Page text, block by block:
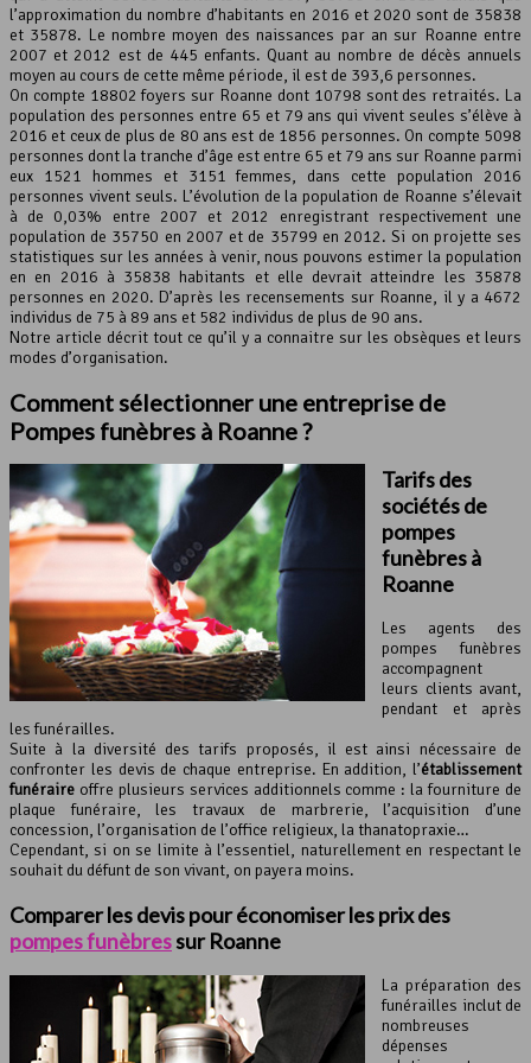
Leaflet, ©OpenStreetMapcontributeurs
l’approximation du nombre d’habitants en 2016 et 2020 sont de 35838
et 35878. Le nombre moyen des naissances par an sur Roanne entre
2007 et 2012 est de 445 enfants. Quant au nombre de décès annuels
moyen au cours de cette même période, il est de 393,6 personnes.
On compte 18802 foyers sur Roanne dont 10798 sont des retraités. La
population des personnes entre 65 et 79 ans qui vivent seules s’élève à
2016 et ceux de plus de 80 ans est de 1856 personnes. On compte 5098
personnes dont la tranche d’âge est entre 65 et 79 ans sur Roanne parmi
eux 1521 hommes et 3151 femmes, dans cette population 2016
personnes vivent seuls. L’évolution de la population de Roanne s’élevait
à de 0,03% entre 2007 et 2012 enregistrant respectivement une
population de 35750 en 2007 et de 35799 en 2012. Si on projette ses
statistiques sur les années à venir, nous pouvons estimer la population
en en 2016 à 35838 habitants et elle devrait atteindre les 35878
personnes en 2020. D’après les recensements sur Roanne, il y a 4672
individus de 75 à 89 ans et 582 individus de plus de 90 ans.
Notre article décrit tout ce qu’il y a connaitre sur les obsèques et leurs
modes d’organisation.
Comment sélectionner une entreprise de
Pompes funèbres à Roanne ?
Tarifs des
sociétés de
pompes
funèbres à
Roanne
Les agents des
pompes funèbres
accompagnent
leurs clients avant,
pendant et après
les funérailles.
Suite à la diversité des tarifs proposés, il est ainsi nécessaire de
confronter les devis de chaque entreprise. En addition, l’établissement
funéraire offre plusieurs services additionnels comme : la fourniture de
plaque funéraire, les travaux de marbrerie, l’acquisition d’une
concession, l’organisation de l’office religieux, la thanatopraxie…
Cependant, si on se limite à l’essentiel, naturellement en respectant le
souhait du défunt de son vivant, on payera moins.
Comparer les devis pour économiser les prix des
pompes funèbressur Roanne
La préparation des
funérailles inclut de
nombreuses
dépenses